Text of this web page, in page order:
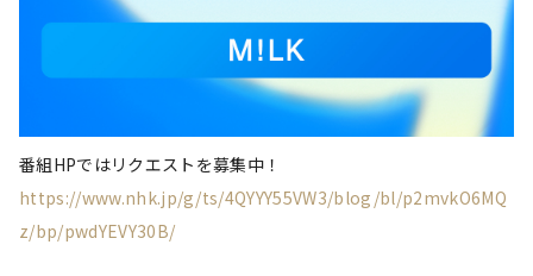
番組HPではリクエストを募集中！
https://www.nhk.jp/g/ts/4QYYY55VW3/blog/bl/p2mvkO6MQ
z/bp/pwdYEVY30B/